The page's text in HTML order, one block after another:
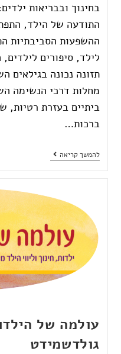
בחינוך ובבריאות
התודעה של הילד,
ההשפעות הסביבתיות
לילד, סיפורים
תזונה נכונה בגילאים
מחלות דרכי הנשימה
ביתיים בעזרת רטיות,
ברכות…
להמשך קריאה
עולמה של
גולדשמידט